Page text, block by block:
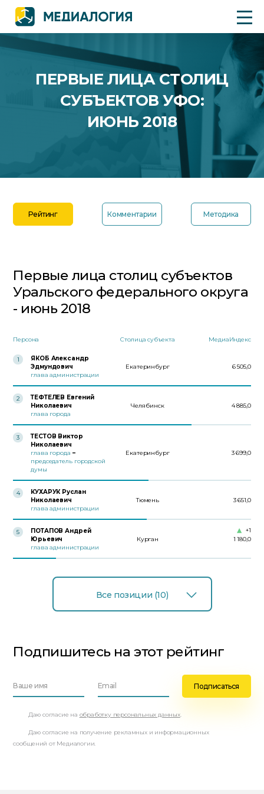
ПЕРВЫЕ ЛИЦА СТОЛИЦ
СУБЪЕКТОВ УФО:
ИЮНЬ 2018
Рейтинг Комментарии Методика
Первые лица столиц субъектов
Уральского федерального округа
- июнь 2018
Персона Столица субъекта МедиаИндекс
1
ЯКОБ Александр
Эдмундович
глава администрации
Екатеринбург 6 505,0
2
ТЕФТЕЛЕВ Евгений
Николаевич
глава города
Челябинск 4 885,0
3
ТЕСТОВ Виктор
Николаевич
глава города –
председатель городской
думы
Екатеринбург 3 699,0
4
КУХАРУК Руслан
Николаевич
глава администрации
Тюмень 3 651,0
5
ПОТАПОВ Андрей
Юрьевич
глава администрации
Курган 1 180,0
+1
Все позиции (10)
Подпишитесь на этот рейтинг
Даю согласие на обработку персональных данных.
Даю согласие на получение рекламных и информационных
сообщений от Медиалогии.